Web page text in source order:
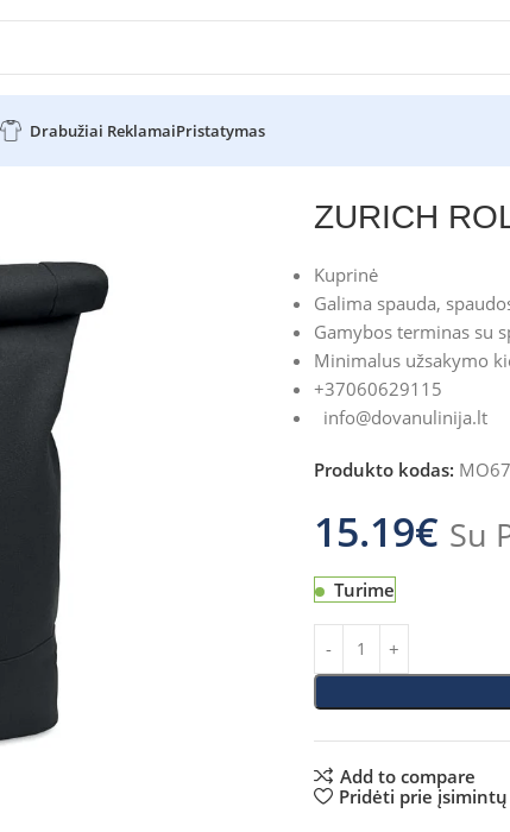
Drabužiai ReklamaiPristatymas
ZURICH
Kuprinė
Galima spauda,
Gamybos terminas su
Minimalus užsakymo
+37060629115
info@dovanulinija.lt
Produkto kodas:
15.19€ Su
Turime
Add to compare
Pridėti prie